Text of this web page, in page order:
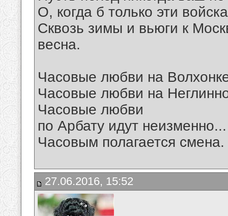
О, когда б только эти
Сквозь зимы и вьюги к
весна.
Часовые любви на
Часовые любви на
Часовые любви
по Арбату идут неизменно...
Часовым полагается смена.
27.06.2016, 15:52